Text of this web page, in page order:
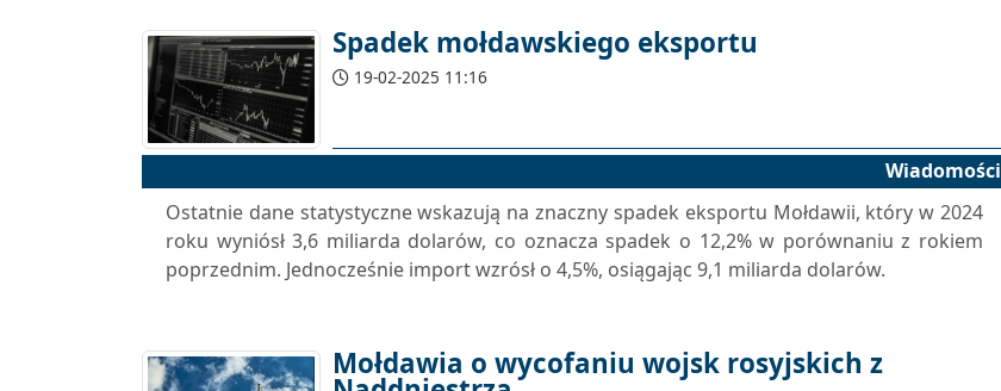
Spadek mołdawskiego eksportu
19-02-2025 11:16
Wiadomości
Ostatnie dane statystyczne wskazują na znaczny spadek eksportu Mołdawii, który w 2024
roku wyniósł 3,6 miliarda dolarów, co oznacza spadek o 12,2% w porównaniu z rokiem
poprzednim. Jednocześnie import wzrósł o 4,5%, osiągając 9,1 miliarda dolarów.
Mołdawia o wycofaniu wojsk rosyjskich z